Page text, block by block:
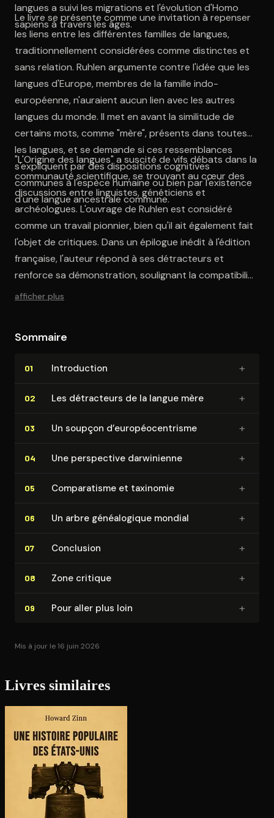
langues a suivi les migrations et l'évolution d'Homo
sapiens à travers les âges.
Le livre se présente comme une invitation à repenser
les liens entre les différentes familles de langues,
traditionnellement considérées comme distinctes et
sans relation. Ruhlen argumente contre l'idée que les
langues d'Europe, membres de la famille indo-
européenne, n'auraient aucun lien avec les autres
langues du monde. Il met en avant la similitude de
certains mots, comme "mère", présents dans toutes
les langues, et se demande si ces ressemblances
s'expliquent par des dispositions cognitives
communes à l'espèce humaine ou bien par l'existence
d'une langue ancestrale commune.
"L'Origine des langues" a suscité de vifs débats dans la
communauté scientifique, se trouvant au cœur des
discussions entre linguistes, généticiens et
archéologues. L'ouvrage de Ruhlen est considéré
comme un travail pionnier, bien qu'il ait également fait
l'objet de critiques. Dans un épilogue inédit à l'édition
française, l'auteur répond à ses détracteurs et
renforce sa démonstration, soulignant la compatibilité
de son hypothèse avec les données fournies par
afficher plus
Sommaire
01 In­tro­duc­tion +
02 Les détracteurs de la langue mère +
03 Un soupçon d’eu­ro­péo­cen­trisme +
04 Une perspective darwinienne +
05 Com­pa­ra­tisme et taxinomie +
06 Un arbre gé­néa­lo­gique mondial +
07 Conclusion +
08 Zone critique +
09 Pour aller plus loin +
Mis à jour le 16 juin 2026
Livres similaires